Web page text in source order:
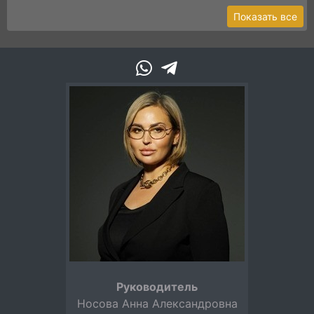
Показать все
Руководитель
Носова Анна Александровна